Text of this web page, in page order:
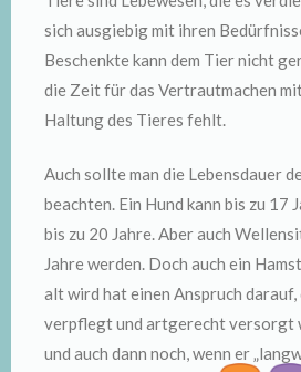
sich ausgiebig mit ihren
Beschenkte kann dem Tier nicht
die Zeit für das Vertrautmachen
Haltung des Tieres fehlt.
Auch sollte man die Lebensdauer
beachten. Ein Hund kann bis zu 17
bis zu 20 Jahre. Aber auch
Jahre werden. Doch auch ein
alt wird hat einen Anspruch darauf,
verpflegt und artgerecht versorgt
und auch dann noch, wenn er